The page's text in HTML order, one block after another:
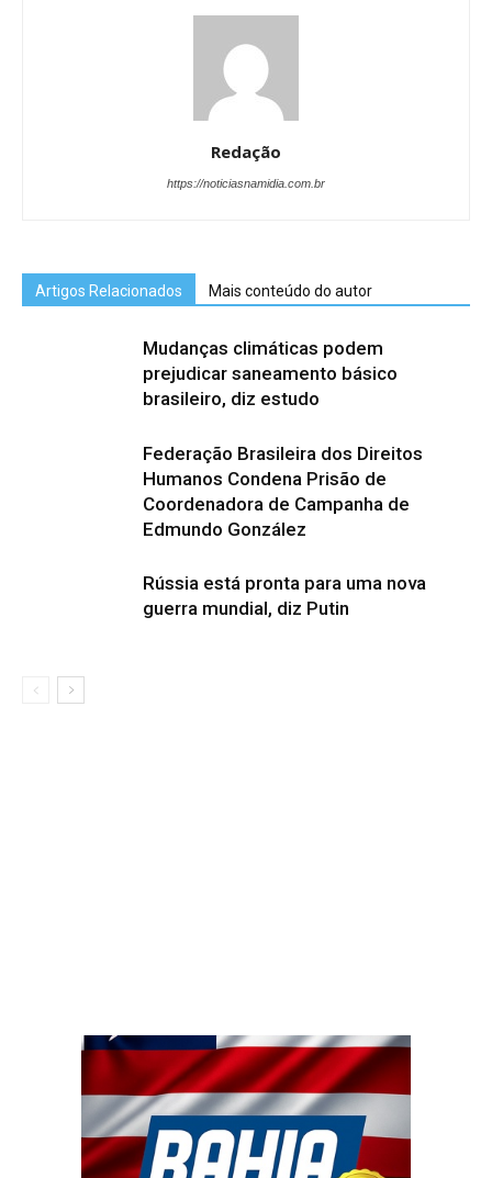
Redação
https://noticiasnamidia.com.br
Artigos Relacionados Mais conteúdo do autor
Mudanças climáticas podem
prejudicar saneamento básico
brasileiro, diz estudo
Federação Brasileira dos Direitos
Humanos Condena Prisão de
Coordenadora de Campanha de
Edmundo González
Rússia está pronta para uma nova
guerra mundial, diz Putin